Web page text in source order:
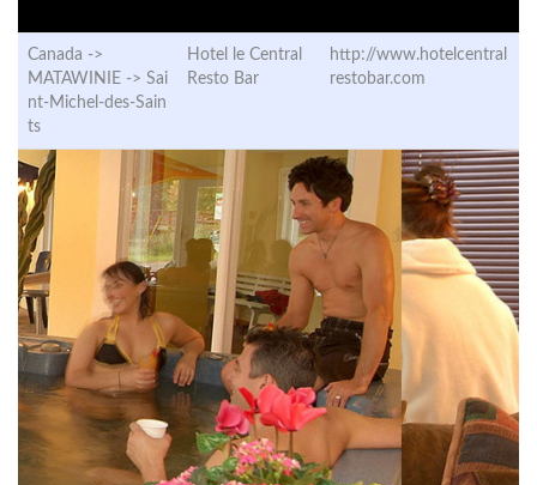
Canada ->
MATAWINIE -> Sai
nt-Michel-des-Sain
ts
Hotel le Central
Resto Bar
http://www.hotelcentral
restobar.com